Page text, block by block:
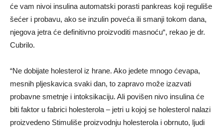
će vam nivoi insulina automatski porasti pankreas koji reguliše
šećer i probavu, ako se inzulin poveća ili smanji tokom dana,
njegova jetra će definitivno proizvoditi masnoću“, rekao je dr.
Cubrilo.
“Ne dobijate holesterol iz hrane. Ako jedete mnogo ćevapa,
mesnih pljeskavica svaki dan, to zapravo može izazvati
probavne smetnje i intoksikaciju. Ali povišen nivo insulina će
biti faktor u fabrici holesterola – jetri u kojoj se holesterol nalazi
proizvedeno Stimuliše proizvodnju holesterola i obrnuto, ljudi